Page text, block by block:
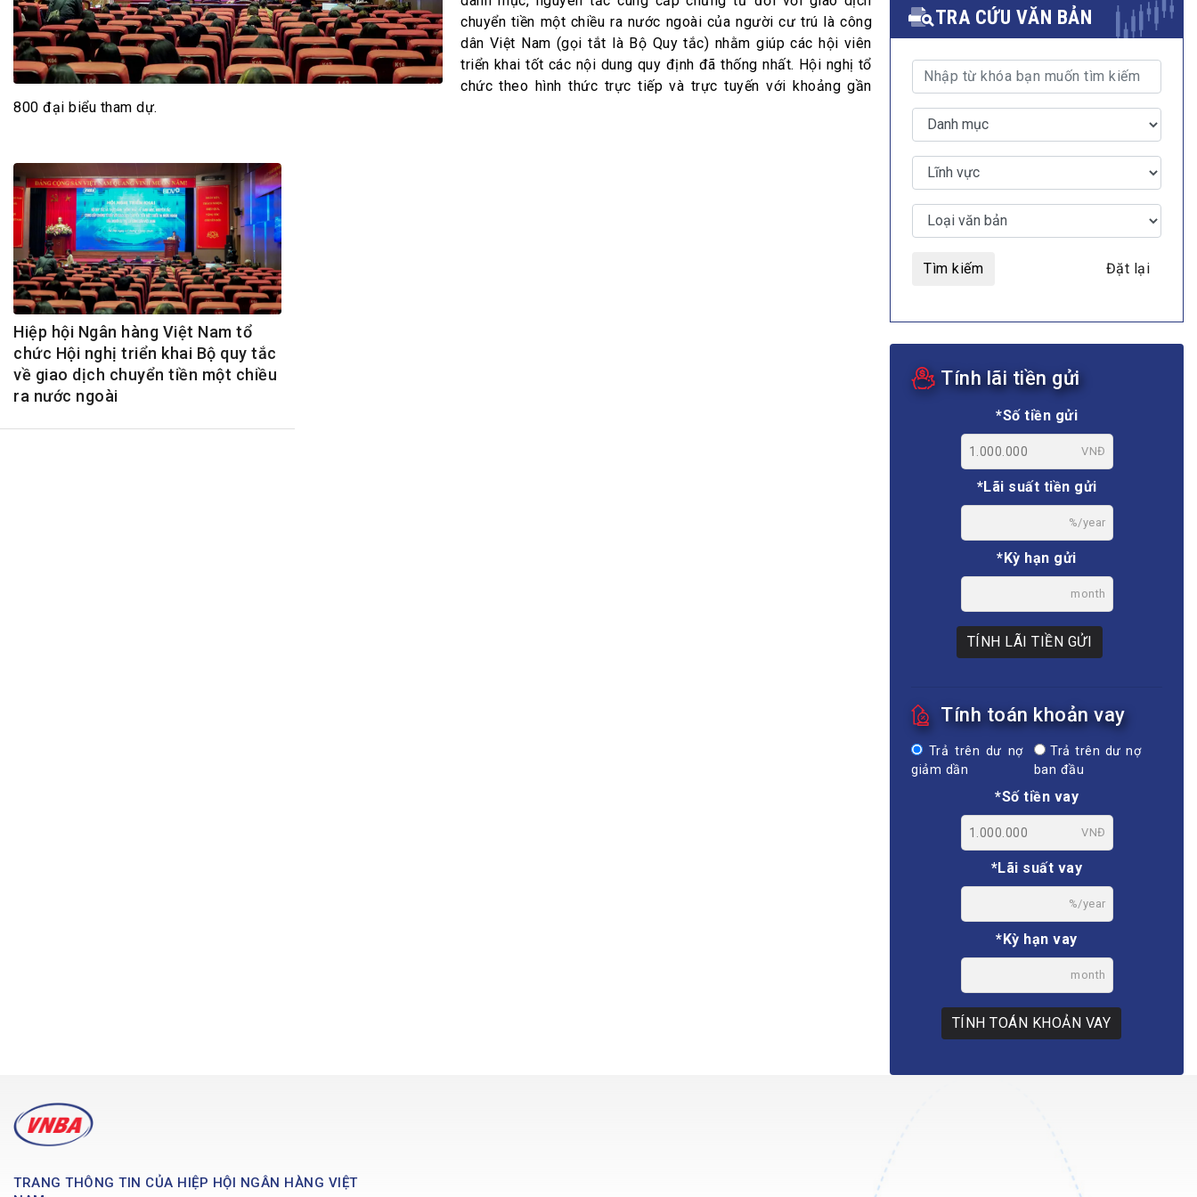
Bộ Chuẩn mực Đạo đức nghề nghiệp
Đối tác
Đấu giá tài sản
Thanh toán –Thẻ
Nhà quản trị
Dự thảo luật
Tư vấn – Hỏi đáp
Tra cứu văn bản
MULTIMEDIA
Video
E-magazines
chuyển tiền một chiều ra nước ngoài của người cư trú là công
dân Việt Nam (gọi tắt là Bộ Quy tắc) nhằm giúp các hội viên
triển khai tốt các nội dung quy định đã thống nhất. Hội nghị tổ
chức theo hình thức trực tiếp và trực tuyến với khoảng gần
800 đại biểu tham dự.
Hiệp hội Ngân hàng Việt Nam tổ
chức Hội nghị triển khai Bộ quy tắc
về giao dịch chuyển tiền một chiều
ra nước ngoài
TRA CỨU VĂN BẢN
Tìm kiếm Đặt lại
Tính lãi tiền gửi
*Số tiền gửi
VNĐ
*Lãi suất tiền gửi
%/year
*Kỳ hạn gửi
month
TÍNH LÃI TIỀN GỬI
Tính toán khoản vay
Trả trên dư nợ
giảm dần
Trả trên dư nợ
ban đầu
*Số tiền vay
VNĐ
*Lãi suất vay
%/year
*Kỳ hạn vay
month
TÍNH TOÁN KHOẢN VAY
TRANG THÔNG TIN CỦA HIỆP HỘI NGÂN HÀNG VIỆT